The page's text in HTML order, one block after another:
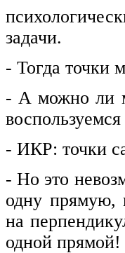
задачи.
- Тогда точки
- А можно ли
- ИКР: точки
- Но это
одну прямую,
на
одной прямой!